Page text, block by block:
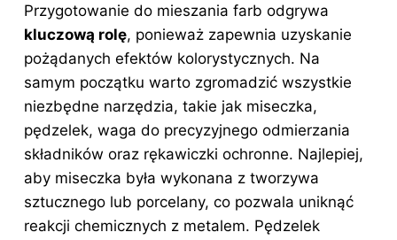
Przygotowanie do mieszania farb odgrywa
kluczową rolę, ponieważ zapewnia uzyskanie
pożądanych efektów kolorystycznych. Na
samym początku warto zgromadzić wszystkie
niezbędne narzędzia, takie jak miseczka,
pędzelek, waga do precyzyjnego odmierzania
składników oraz rękawiczki ochronne. Najlepiej,
aby miseczka była wykonana z tworzywa
sztucznego lub porcelany, co pozwala uniknąć
reakcji chemicznych z metalem. Pędzelek